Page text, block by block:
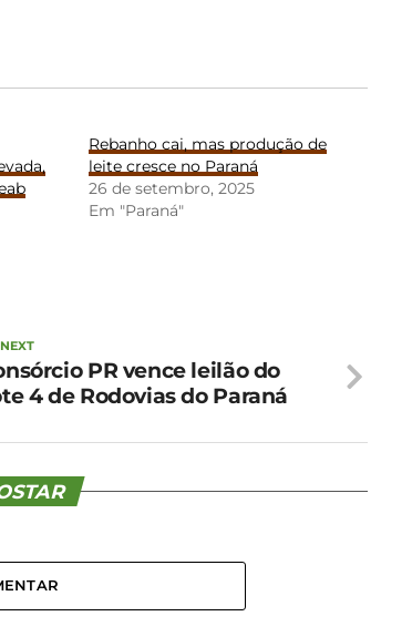
Rebanho cai, mas produção de
leite cresce no Paraná
26 de setembro, 2025
Em "Paraná"
PR vence leilão do
4 de Rodovias do Paraná